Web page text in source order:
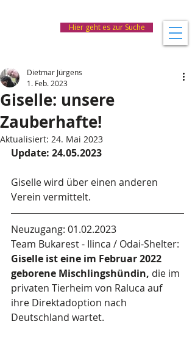
Hier geht es zur Suche
Giselle: unsere
Zauberhafte!
Dietmar Jürgens
1. Feb. 2023
Aktualisiert: 24. Mai 2023
Update: 24.05.2023
Giselle wird über einen anderen
Verein vermittelt.
Neuzugang: 01.02.2023
Team Bukarest - Ilinca / Odai-Shelter:
Giselle ist eine im Februar 2022
geborene Mischlingshündin, die im
privaten Tierheim von Raluca auf
ihre Direktadoption nach
Deutschland wartet.